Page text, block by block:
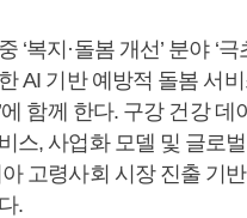
‘복지·돌봄 개선’ 분야 ‘극
AI 기반 예방적 돌봄 서
에 함께 한다. 구강 건강 데
스, 사업화 모델 및 글로
고령사회 시장 진출 기
.